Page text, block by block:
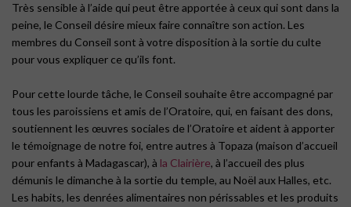
Très sensible à l’aide qui peut être apportée à ceux qui sont dans la
peine, le Conseil désire mieux faire connaître son action. Les
membres du Conseil sont à votre disposition à la sortie du culte
pour vous expliquer ce qu’ils font.
Pour cette lourde tâche, le Conseil souhaite être accompagné par
tous les paroissiens et amis de l’Oratoire, qui, en faisant des dons,
soutiennent les œuvres sociales de l’Oratoire et aident à apporter
le témoignage de notre foi, entre autres à Topaza (maison d’accueil
pour enfants à Madagascar), à la Clairière, à l’accueil des plus
démunis le dimanche à la sortie du temple, au Noël aux Halles, etc.
Les habits, les denrées alimentaires non périssables et les produits